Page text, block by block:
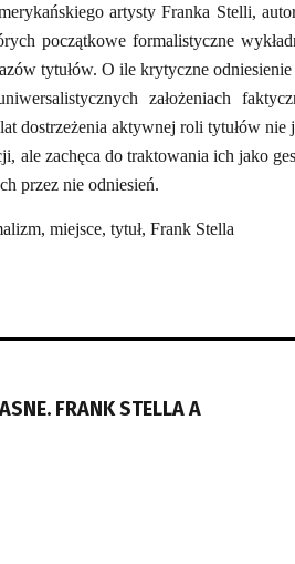
artysty Franka Stelli,
początkowe formalistyczne
tytułów. O ile krytyczne
założeniach
dostrzeżenia aktywnej roli tytułów nie
ale zachęca do traktowania ich jako
przez nie odniesień.
miejsce, tytuł, Frank Stella
FRANK STELLA A